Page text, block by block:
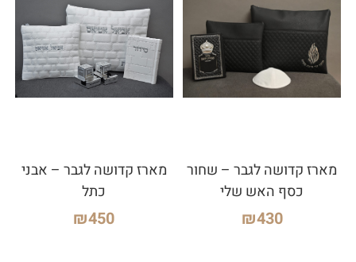
מארז קדושה לגבר – שחור
כסף האש שלי
₪430
מארז קדושה לגבר – אבני
כתל
₪450